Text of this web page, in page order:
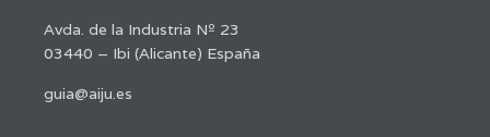
Avda. de la Industria Nº 23
03440 – Ibi (Alicante) España
guia@aiju.es